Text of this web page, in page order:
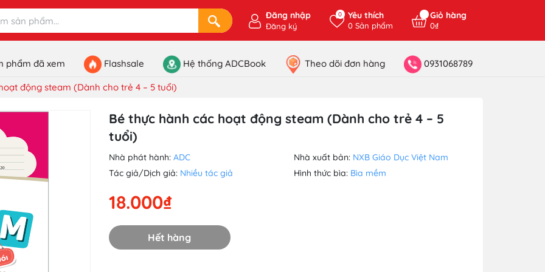
Đăng nhập
Đăng ký
0 Yêu thích
0Sản phẩm
Giỏ hàng
0₫
phẩm đã xem Flashsale Hệ thống ADCBook Theo dõi đơn hàng 0931068789
động steam (Dành cho trẻ 4 – 5 tuổi)
Bé thực hành các hoạt động steam (Dành cho trẻ 4 – 5
tuổi)
Nhà phát hành: ADC Nhà xuất bản: NXB Giáo Dục Việt Nam
Tác giả/Dịch giả: Nhiều tác giả Hình thức bìa: Bìa mềm
18.000₫
Hết hàng